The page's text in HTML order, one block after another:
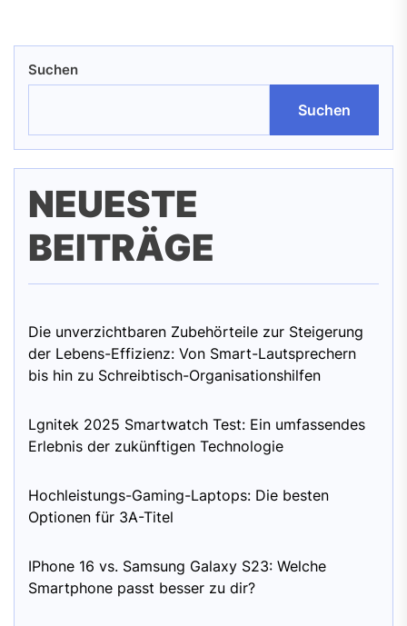
Suchen
Suchen
NEUESTE
BEITRÄGE
Die unverzichtbaren Zubehörteile zur Steigerung
der Lebens-Effizienz: Von Smart-Lautsprechern
bis hin zu Schreibtisch-Organisationshilfen
Lgnitek 2025 Smartwatch Test: Ein umfassendes
Erlebnis der zukünftigen Technologie
Hochleistungs-Gaming-Laptops: Die besten
Optionen für 3A-Titel
IPhone 16 vs. Samsung Galaxy S23: Welche
Smartphone passt besser zu dir?